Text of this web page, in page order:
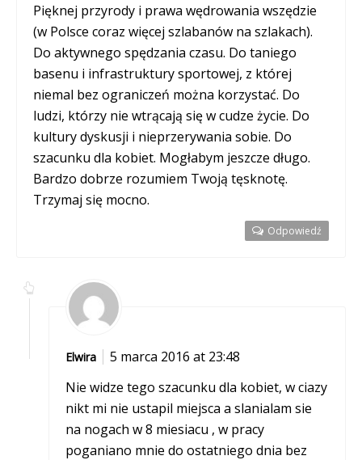
Pięknej przyrody i prawa wędrowania wszędzie
(w Polsce coraz więcej szlabanów na szlakach).
Do aktywnego spędzania czasu. Do taniego
basenu i infrastruktury sportowej, z której
niemal bez ograniczeń można korzystać. Do
ludzi, którzy nie wtrącają się w cudze życie. Do
kultury dyskusji i nieprzerywania sobie. Do
szacunku dla kobiet. Mogłabym jeszcze długo.
Bardzo dobrze rozumiem Twoją tęsknotę.
Trzymaj się mocno.
Odpowiedź
Elwira
5 marca 2016 at 23:48
Nie widze tego szacunku dla kobiet, w ciazy
nikt mi nie ustapil miejsca a slanialam sie
na nogach w 8 miesiacu , w pracy
poganiano mnie do ostatniego dnia bez